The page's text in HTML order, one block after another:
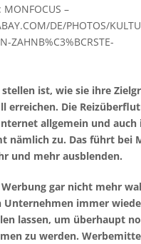
MONFOCUS –
DE/PHOTOS/
ZAHNB%C3%BCRSTE-
ist, wie sie ihre
erreichen. Die
allgemein und auch
nämlich zu. Das führt bei
und mehr ausblenden.
gar nicht mehr
Unternehmen immer
lassen, um überhaupt
zu werden.